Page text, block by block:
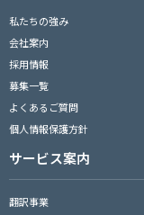
私たちの強み
会社案内
採用情報
募集一覧
よくあるご質問
個人情報保護方針
サービス案内
翻訳事業